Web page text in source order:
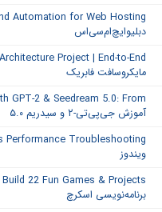
دبلیوایچ‌ام‌سی‌اس
مایکروسافت فابریک
آموزش جی‌پی‌تی-۲ و سیدریم ۵.۰
ویندوز
برنامه‌نویسی اسکرچ